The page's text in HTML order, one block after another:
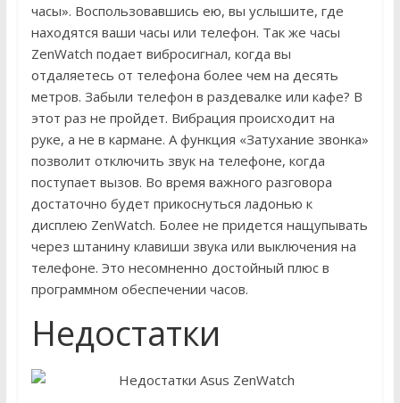
часы». Воспользовавшись ею, вы услышите, где
находятся ваши часы или телефон. Так же часы
ZenWatch подает вибросигнал, когда вы
отдаляетесь от телефона более чем на десять
метров. Забыли телефон в раздевалке или кафе? В
этот раз не пройдет. Вибрация происходит на
руке, а не в кармане. А функция «Затухание звонка»
позволит отключить звук на телефоне, когда
поступает вызов. Во время важного разговора
достаточно будет прикоснуться ладонью к
дисплею ZenWatch. Более не придется нащупывать
через штанину клавиши звука или выключения на
телефоне. Это несомненно достойный плюс в
программном обеспечении часов.
Недостатки